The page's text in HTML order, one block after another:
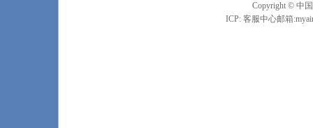
Copyright © 中
ICP: 客服中心邮箱: